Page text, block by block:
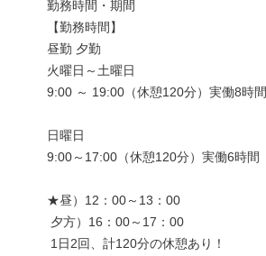
勤務時間・期間
【勤務時間】
昼勤 夕勤
火曜日～土曜日
9:00 ～ 19:00（休憩120分）実働8時間
日曜日
9:00～17:00（休憩120分）実働6時間
★昼）12：00～13：00